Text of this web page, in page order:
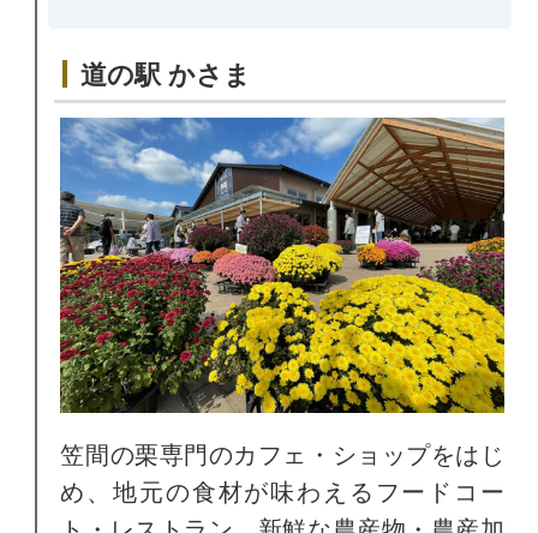
道の駅 かさま
笠間の栗専門のカフェ・ショップをはじ
め、地元の食材が味わえるフードコー